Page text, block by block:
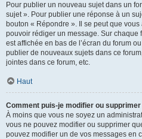
Pour publier un nouveau sujet dans un
sujet ». Pour publier une réponse à un
bouton « Répondre ». Il se peut que
pouvoir rédiger un message. Sur chaque
est affichée en bas de l’écran du forum
publier de nouveaux sujets dans ce
jointes dans ce forum, etc.
Haut
Comment puis-je modifier ou
À moins que vous ne soyez un
vous ne pouvez modifier ou supprimer
pouvez modifier un de vos messages en